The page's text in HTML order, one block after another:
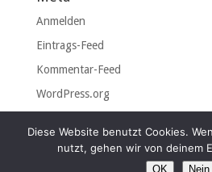
Anmelden
Eintrags-Feed
Kommentar-Feed
WordPress.org
Diese Website benutzt Cookies.
nutzt, gehen wir von deinem
OK Nein